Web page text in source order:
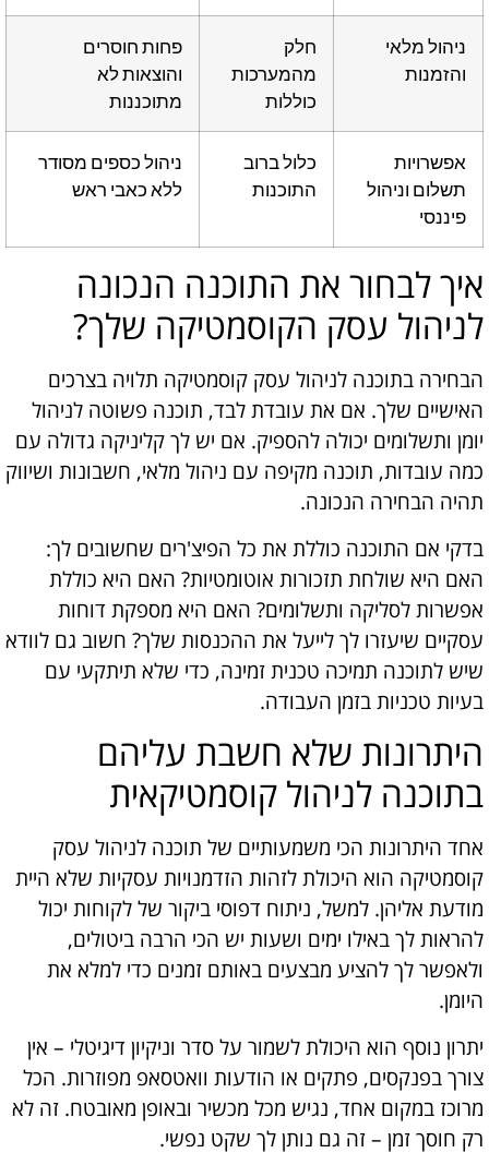
ניהול מלאי
והזמנות
חלק
מהמערכות
כוללות
פחות חוסרים
והוצאות לא
מתוכננות
אפשרויות
תשלום וניהול
פיננסי
כלול ברוב
התוכנות
ניהול כספים מסודר
ללא כאבי ראש
איך לבחור את התוכנה הנכונה
לניהול עסק הקוסמטיקה שלך?
הבחירה בתוכנה לניהול עסק קוסמטיקה תלויה בצרכים
האישיים שלך. אם את עובדת לבד, תוכנה פשוטה לניהול
יומן ותשלומים יכולה להספיק. אם יש לך קליניקה גדולה עם
כמה עובדות, תוכנה מקיפה עם ניהול מלאי, חשבונות ושיווק
תהיה הבחירה הנכונה.
בדקי אם התוכנה כוללת את כל הפיצ'רים שחשובים לך:
האם היא שולחת תזכורות אוטומטיות? האם היא כוללת
אפשרות לסליקה ותשלומים? האם היא מספקת דוחות
עסקיים שיעזרו לך לייעל את ההכנסות שלך? חשוב גם לוודא
שיש לתוכנה תמיכה טכנית זמינה, כדי שלא תיתקעי עם
בעיות טכניות בזמן העבודה.
היתרונות שלא חשבת עליהם
בתוכנה לניהול קוסמטיקאית
אחד היתרונות הכי משמעותיים של תוכנה לניהול עסק
קוסמטיקה הוא היכולת לזהות הזדמנויות עסקיות שלא היית
מודעת אליהן. למשל, ניתוח דפוסי ביקור של לקוחות יכול
להראות לך באילו ימים ושעות יש הכי הרבה ביטולים,
ולאפשר לך להציע מבצעים באותם זמנים כדי למלא את
היומן.
יתרון נוסף הוא היכולת לשמור על סדר וניקיון דיגיטלי – אין
צורך בפנקסים, פתקים או הודעות וואטסאפ מפוזרות. הכל
מרוכז במקום אחד, נגיש מכל מכשיר ובאופן מאובטח. זה לא
רק חוסך זמן – זה גם נותן לך שקט נפשי.